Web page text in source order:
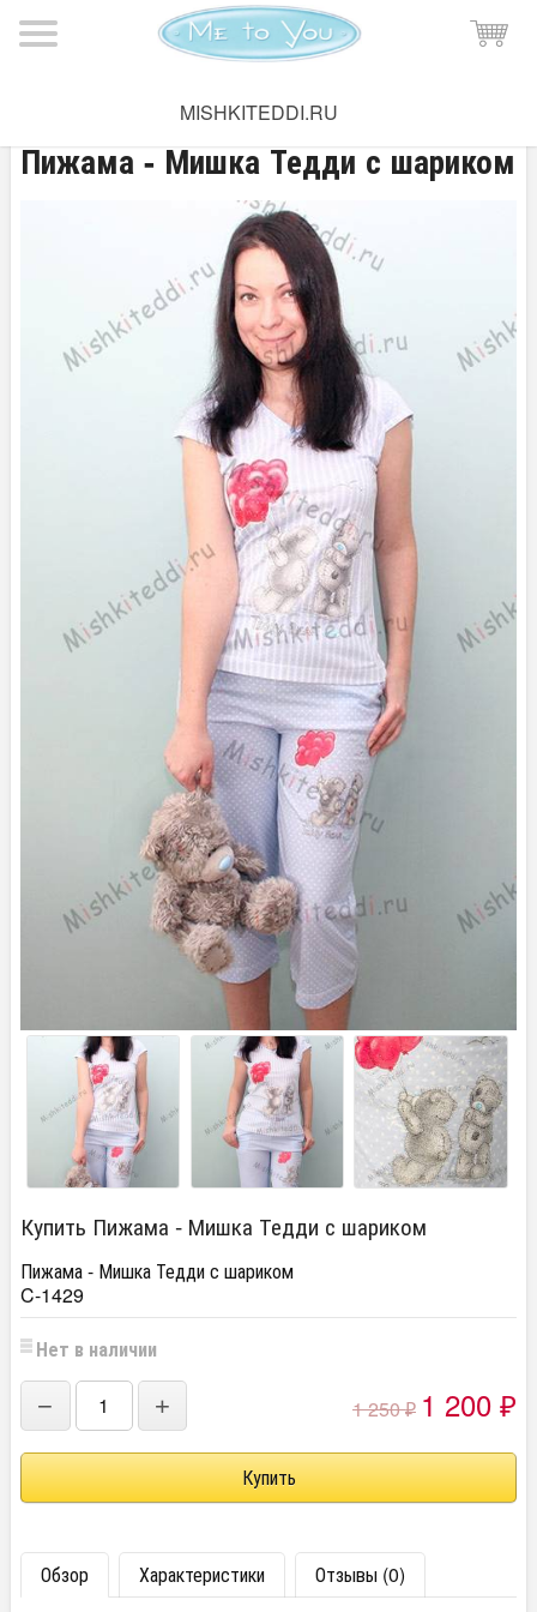
MISHKITEDDI.RU
Пижама - Мишка Тедди с шариком
Купить Пижама - Мишка Тедди с шариком
Пижама - Мишка Тедди с шариком
C-1429
Нет в наличии
− + 1 250₽ 1 200 ₽
Обзор Характеристики Отзывы (0)